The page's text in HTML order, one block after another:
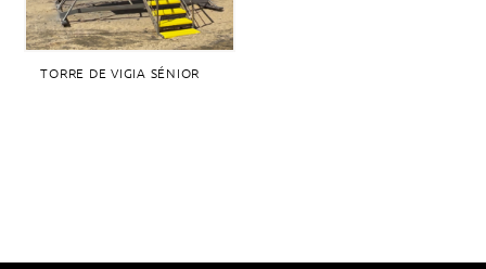
TORRE DE VIGIA SÉNIOR